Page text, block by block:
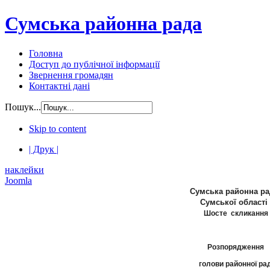
Сумська районна рада
Головна
Доступ до публічної інформації
Звернення громадян
Контактні дані
Пошук...
Skip to content
| Друк |
наклейки
Joomla
Сумська районна
Сумської області
Шосте скликання
Розпорядження
голови районної